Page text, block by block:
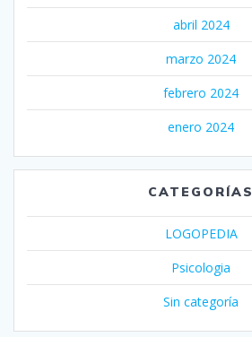
abril 2024
marzo 2024
febrero 2024
enero 2024
CATEGORÍAS
LOGOPEDIA
Psicologia
Sin categoría